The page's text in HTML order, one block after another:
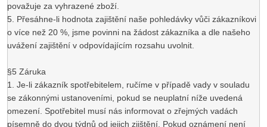
považuje za vyhrazené zboží.
5. Přesáhne-li hodnota zajištění naše pohledávky vůči zákazníkovi
o více než 20 %, jsme povinni na žádost zákazníka a dle našeho
uvážení zajištění v odpovídajícím rozsahu uvolnit.
§5 Záruka
1. Je-li zákazník spotřebitelem, ručíme v případě vady v souladu
se zákonnými ustanoveními, pokud se neuplatní níže uvedená
omezení. Spotřebitel musí nás informovat o zřejmých vadách
písemně do dvou týdnů od jejich zjištění. Pokud oznámení není